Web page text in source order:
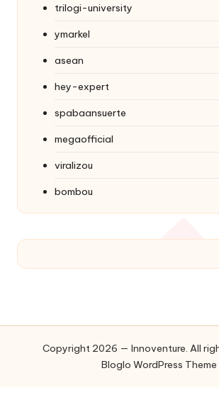
trilogi-university
ymarkel
asean
hey-expert
spabaansuerte
megaofficial
viralizou
bombou
Copyright 2026 — Innoventure. All
Bloglo WordPress Theme